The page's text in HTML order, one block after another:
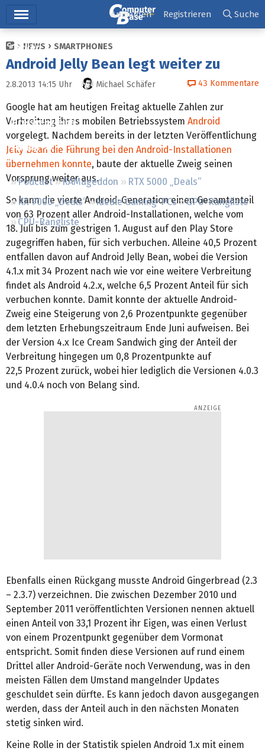
Ticker
Tests
Preisvergleich
Forum
Podcast RAMageddon
RTX 5000 „Deals“
RX 9000 „Deals“
Ideale Gaming-PCs
GPU-Rangliste
CPU-Rangliste
Anmelden Registrieren Suche
NEWS SMARTPHONES
Android Jelly Bean legt weiter zu
2.8.2013 14:15 Uhr Michael Schäfer 43 Kommentare
Google hat am heutigen Freitag aktuelle Zahlen zur
Verbreitung ihres mobilen Betriebssystem Android
vorgelegt. Nachdem bereits in der letzten Veröffentlichung
Jelly Bean die Führung bei den Android-Installationen
übernehmen konnte, baute der aktuelle Zweig seinen
Vorsprung weiter aus.
So kann die vierte Android-Generation einen Gesamtanteil
von 63 Prozent aller Android-Installationen, welche vom
18. Juli bis zum gestrigen 1. August auf den Play Store
zugegriffen haben, für sich verbuchen. Alleine 40,5 Prozent
entfallen davon auf Android Jelly Bean, wobei die Version
4.1.x mit 34 Prozent nach wie vor eine weitere Verbreitung
findet als Android 4.2.x, welche 6,5 Prozent Anteil für sich
verbuchen konnte. Damit konnte der aktuelle Android-
Zweig eine Steigerung von 2,6 Prozentpunkte gegenüber
dem letzten Erhebungszeitraum Ende Juni aufweisen. Bei
der Version 4.x Ice Cream Sandwich ging der Anteil der
Verbreitung hingegen um 0,8 Prozentpunkte auf
22,5 Prozent zurück, wobei hier lediglich die Versionen 4.0.3
und 4.0.4 noch von Belang sind.
Ebenfalls einen Rückgang musste Android Gingerbread (2.3
– 2.3.7) verzeichnen. Die zwischen Dezember 2010 und
September 2011 veröffentlichten Versionen nennen aktuell
einen Anteil von 33,1 Prozent ihr Eigen, was einen Verlust
von einem Prozentpunkt gegenüber dem Vormonat
entspricht. Somit finden diese Versionen auf rund einem
Drittel aller Android-Geräte noch Verwendung, was in den
meisten Fällen dem Umstand mangelnder Updates
geschuldet sein dürfte. Es kann jedoch davon ausgegangen
werden, dass der Anteil auch in den nächsten Monaten
stetig sinken wird.
Keine Rolle in der Statistik spielen Android 1.x mit einem